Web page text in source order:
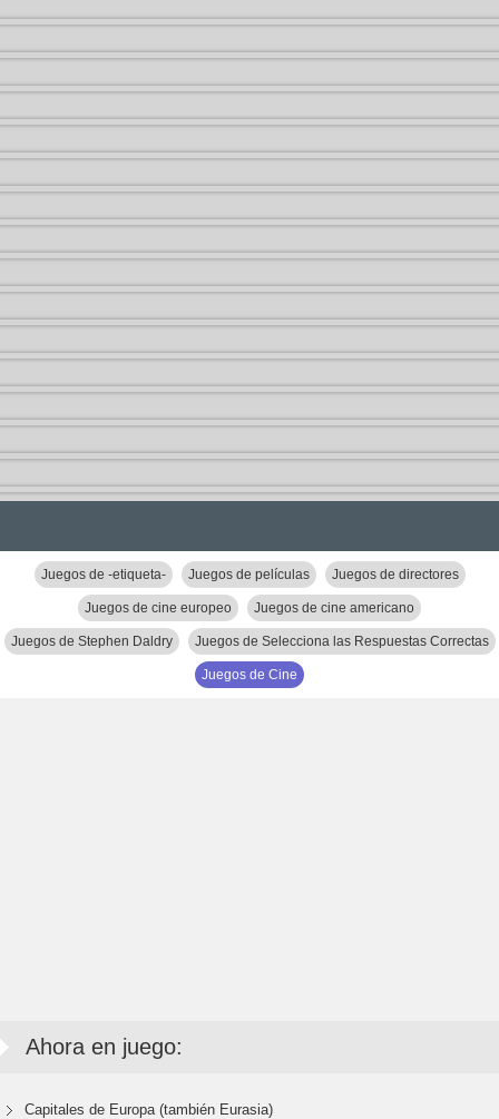
Juegos de -etiqueta- Juegos de películas Juegos de directores
Juegos de cine europeo Juegos de cine americano
Juegos de Stephen Daldry Juegos de Selecciona las Respuestas Correctas
Juegos de Cine
Ahora en juego:
Capitales de Europa (también Eurasia)